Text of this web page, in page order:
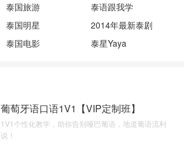
泰国旅游
泰语跟我学
泰国明星
2014年最新泰剧
泰国电影 泰星Yaya
葡萄牙语口语1V1【VIP定制班】
1V1个性化教学，助你告别哑巴葡语，地道葡语流利
说！